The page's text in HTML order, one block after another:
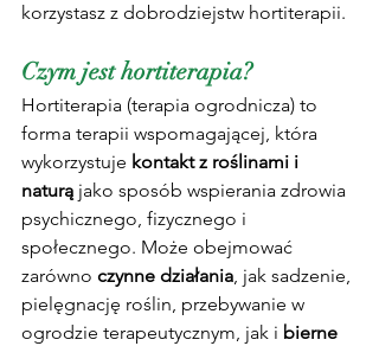
korzystasz z dobrodziejstw hortiterapii.
Czym jest hortiterapia?
Hortiterapia (terapia ogrodnicza) to
forma terapii wspomagającej, która
wykorzystuje kontakt z roślinami i
naturą jako sposób wspierania zdrowia
psychicznego, fizycznego i
społecznego. Może obejmować
zarówno czynne działania, jak sadzenie,
pielęgnację roślin, przebywanie w
ogrodzie terapeutycznym, jak i bierne